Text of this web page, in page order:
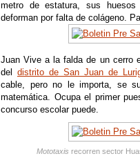
metro de estatura, sus
deforman por falta de colágeno.
Juan Vive a la falda de un cerro
del distrito de San Juan de
cable, pero no le importa, se
matemática. Ocupa el primer
concurso escolar puede.
Mototaxis recorren sector